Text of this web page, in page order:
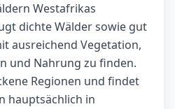
Westafrikas
dichte Wälder sowie gut
ausreichend Vegetation,
und Nahrung zu finden.
Regionen und findet
hauptsächlich in